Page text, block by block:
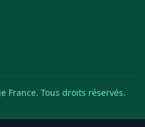
France. Tous droits réservés.